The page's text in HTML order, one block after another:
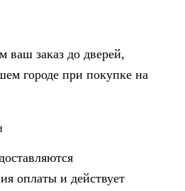
ваш заказ до дверей,
городе при покупке на
оплаты и действует